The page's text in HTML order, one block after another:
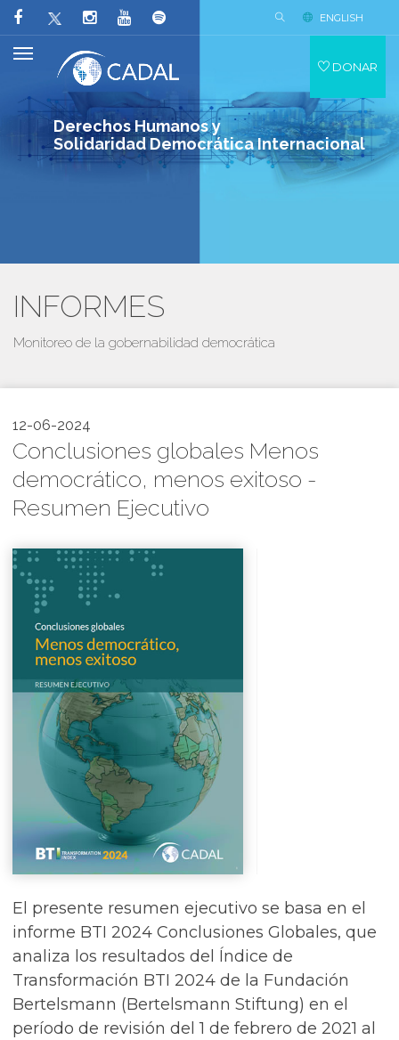
Derechos Humanos y
Solidaridad Democrática Internacional
ENGLISH
DONAR
INFORMES
Monitoreo de la gobernabilidad democrática
12-06-2024
Conclusiones globales Menos
democrático, menos exitoso -
Resumen Ejecutivo
El presente resumen ejecutivo se basa en el
informe BTI 2024 Conclusiones Globales, que
analiza los resultados del Índice de
Transformación BTI 2024 de la Fundación
Bertelsmann (Bertelsmann Stiftung) en el
período de revisión del 1 de febrero de 2021 al